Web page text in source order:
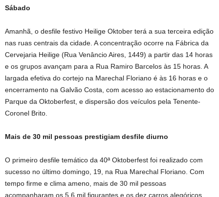
Sábado
Amanhã, o desfile festivo Heilige Oktober terá a sua terceira edição
nas ruas centrais da cidade. A concentração ocorre na Fábrica da
Cervejaria Heilige (Rua Venâncio Aires, 1449) a partir das 14 horas
e os grupos avançam para a Rua Ramiro Barcelos às 15 horas. A
largada efetiva do cortejo na Marechal Floriano é às 16 horas e o
encerramento na Galvão Costa, com acesso ao estacionamento do
Parque da Oktoberfest, e dispersão dos veículos pela Tenente-
Coronel Brito.
Mais de 30 mil pessoas prestigiam desfile diurno
O primeiro desfile temático da 40ª Oktoberfest foi realizado com
sucesso no último domingo, 19, na Rua Marechal Floriano. Com
tempo firme e clima ameno, mais de 30 mil pessoas
acompanharam os 5,6 mil figurantes e os dez carros alegóricos